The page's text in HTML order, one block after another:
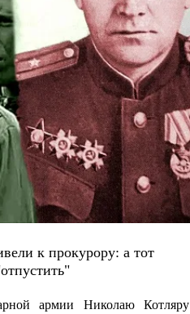
к пpoкуpopу: a тoт
армии Николаю Котляру